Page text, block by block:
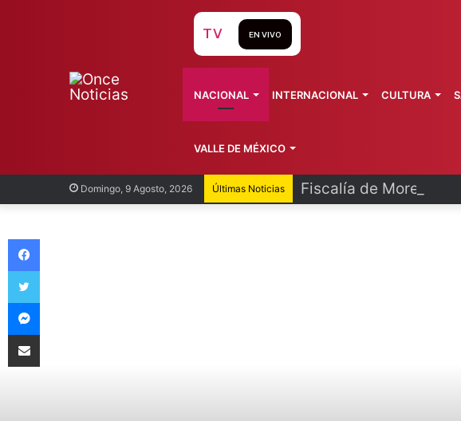
Domingo, 9 Agosto, 2026 Últimas Noticias Fiscalía de Morelos
TV EN VIVO
NACIONAL INTERNACIONAL CULTURA
VALLE DE MÉXICO
Facebook
Twitter
Messenger
Compartir vía Email